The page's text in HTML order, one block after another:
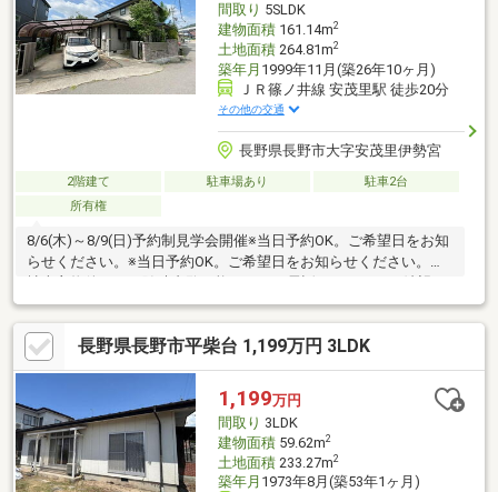
間取り 5SLDK
建物面積161.14m2
土地面積264.81m2
築年月 1999年11月(築26年10ヶ月)
ＪＲ篠ノ井線 安茂里駅 徒歩20分
その他の交通
長野県長野市大字安茂里伊勢宮
2階建て 駐車場あり
駐車2台
所有権
8/6(木)～8/9(日)予約制見学会開催※当日予約OK。ご希望日をお知
らせください。※当日予約OK。ご希望日をお知らせください。自
社売主物件につき随時内覧可能です。お電話かメールでご希望日
をお知らせください。【リフォーム内容】シロアリ工防除工事、
クリーニング、雨漏り点検、設備点検、駐車場拡張【おすすめポ
イント】・シロアリ防除工事施工後5年間保証。・お客様に合わせ
たローンの組み方や金融機関をご提案。住宅ローンが初めての方
でもお気軽にご相談ください。【周辺施設】・長野市立安茂里小
学校まで約650ｍ（徒歩約9分）・長野市立裾花中学校まで約550
ｍ
長野県長野市平柴台 1,199万円 3LDK
1,199万円
間取り 3LDK
建物面積59.62m2
土地面積233.27m2
築年月 1973年8月(築53年1ヶ月)